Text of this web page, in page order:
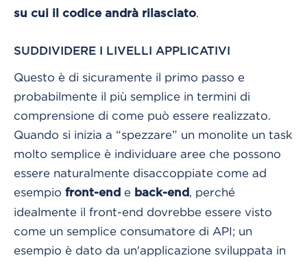
su cui il codice andrà rilasciato.
SUDDIVIDERE I LIVELLI APPLICATIVI
Questo è di sicuramente il primo passo e
probabilmente il più semplice in termini di
comprensione di come può essere realizzato.
Quando si inizia a “spezzare” un monolite un task
molto semplice è individuare aree che possono
essere naturalmente disaccoppiate come ad
esempio front-end e back-end , perché
idealmente il front-end dovrebbe essere visto
come un semplice consumatore di API; un
esempio è dato da un'applicazione sviluppata in